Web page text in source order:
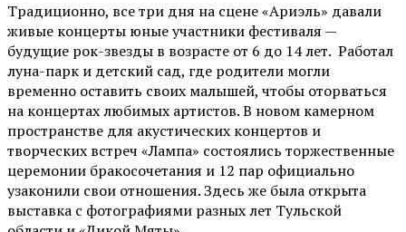
Традиционно, все три дня на сцене«Ариэль» давали
живые концерты юные участники фестиваля —
будущие рок-звезды в возрасте от 6 до 14 лет. Работал
луна-парк и детский сад, где родители могли
временно оставить своих малышей, чтобы оторваться
на концертах любимых артистов. В новом камерном
пространстве для акустических концертов и
творческих встреч «Лампа» состоялись торжественные
церемонии бракосочетания и 12 пар официально
узаконили свои отношения. Здесь же была открыта
выставка с фотографиями разных лет Тульской